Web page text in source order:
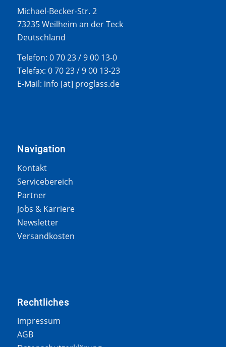
Michael-Becker-Str. 2
73235 Weilheim an der Teck
Deutschland
Telefon: 0 70 23 / 9 00 13-0
Telefax: 0 70 23 / 9 00 13-23
E-Mail: info [at] proglass.de
Navigation
Kontakt
Servicebereich
Partner
Jobs & Karriere
Newsletter
Versandkosten
Rechtliches
Impressum
AGB